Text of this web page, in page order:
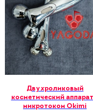
Двухроликовый
косметический
микротоком Okimi